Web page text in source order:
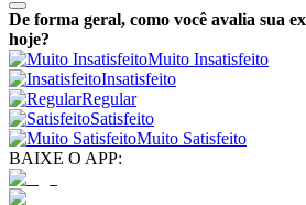
De forma geral, como você avalia sua
hoje?
Muito Insatisfeito
Insatisfeito
Regular
Satisfeito
Muito Satisfeito
BAIXE O APP: